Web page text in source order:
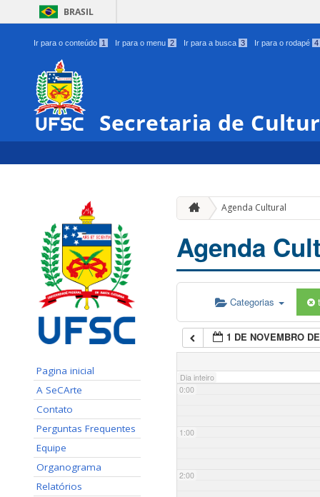
BRASIL
Ir para o conteúdo 1 Ir para o menu 2 Ir para a busca 3 Ir para o rodapé 4
Secretaria de
Pagina inicial
A SeCArte
Contato
Perguntas Frequentes
Equipe
Organograma
Relatórios
Agenda Cultural
Agenda
Categorias
1 DE NOVEMBRO
Dia inteiro
0:00
1:00
2:00